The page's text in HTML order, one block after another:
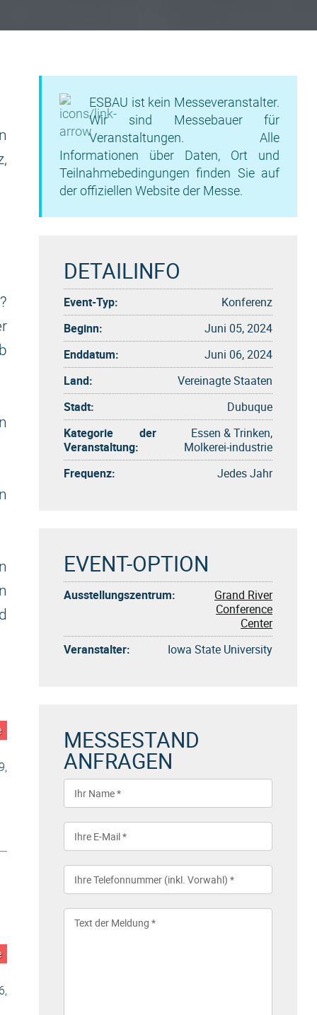
ESBAU ist kein Messeveranstalter.
Wir sind Messebauer für
Veranstaltungen. Alle
Informationen über Daten, Ort und
Teilnahmebedingungen finden Sie auf
der offiziellen Website der Messe.
DETAILINFO
Event-Typ:
Konferenz
Beginn:
Juni 05, 2024
Enddatum:
Juni 06, 2024
Land:
Vereinagte Staaten
Stadt:
Dubuque
Kategorie der
Veranstaltung:
Essen & Trinken,
Molkerei-industrie
Frequenz:
Jedes Jahr
EVENT-OPTION
Ausstellungszentrum:
Grand River
Conference
Center
Veranstalter:
Iowa State University
MESSESTAND
ANFRAGEN